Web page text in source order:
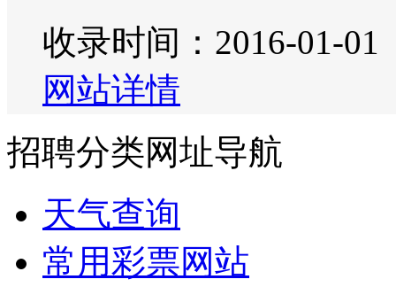
收录时间：2016-01-01
网站详情
招聘分类网址导航
天气查询
常用彩票网站